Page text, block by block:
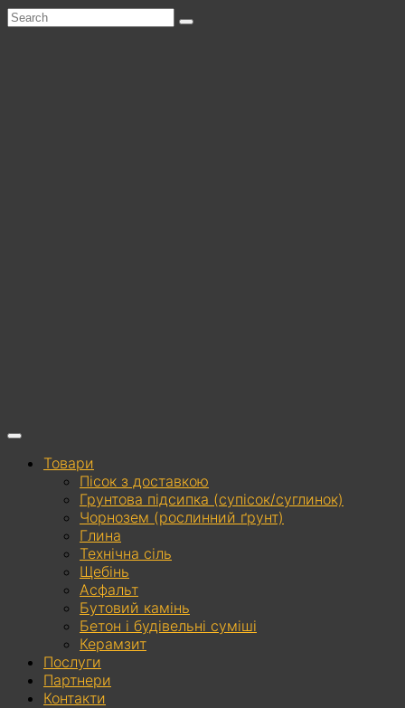
Товари
Пісок з доставкою
Грунтова підсипка (супісок/суглинок)
Чорнозем (рослинний ґрунт)
Глина
Технічна сіль
Щебінь
Асфальт
Бутовий камінь
Бетон і будівельні суміші
Керамзит
Послуги
Партнери
Контакти